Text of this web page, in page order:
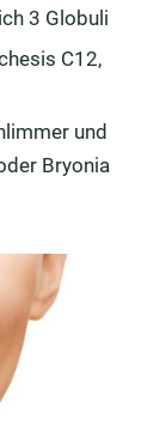
3 Globuli
C12,
und
Bryonia